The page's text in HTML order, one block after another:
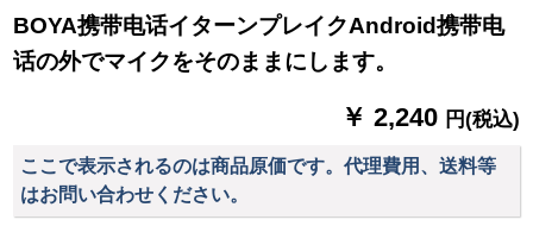
BOYA携带电话イターンプレイクAndroid携带电
话の外でマイクをそのままにします。
￥ 2,240 円(税込)
ここで表示されるのは商品原価です。代理費用、送料等
はお問い合わせください。